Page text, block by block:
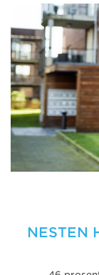
NESTEN